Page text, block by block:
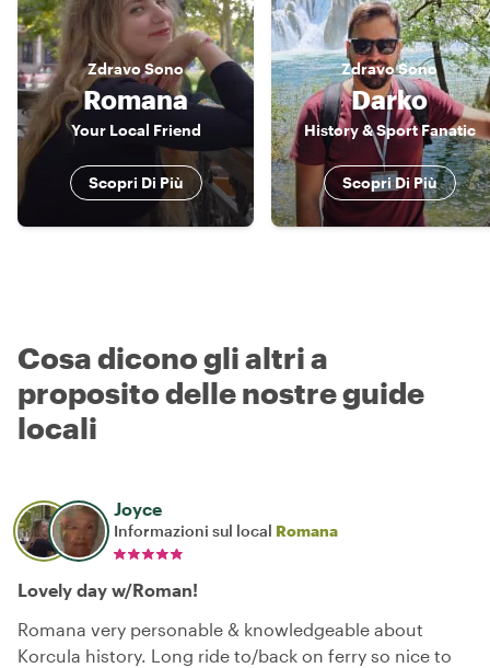
ZdravoSono
Romana
Your Local Friend
Scopri Di Più
ZdravoSono
Darko
History & Sport Fanatic
Scopri Di Più
Cosa dicono gli altri a
proposito delle nostre guide
locali
Joyce
Informazioni sul local Romana
Lovely day w/Roman!
Romana very personable & knowledgeable about
Korcula history. Long ride to/back on ferry so nice to